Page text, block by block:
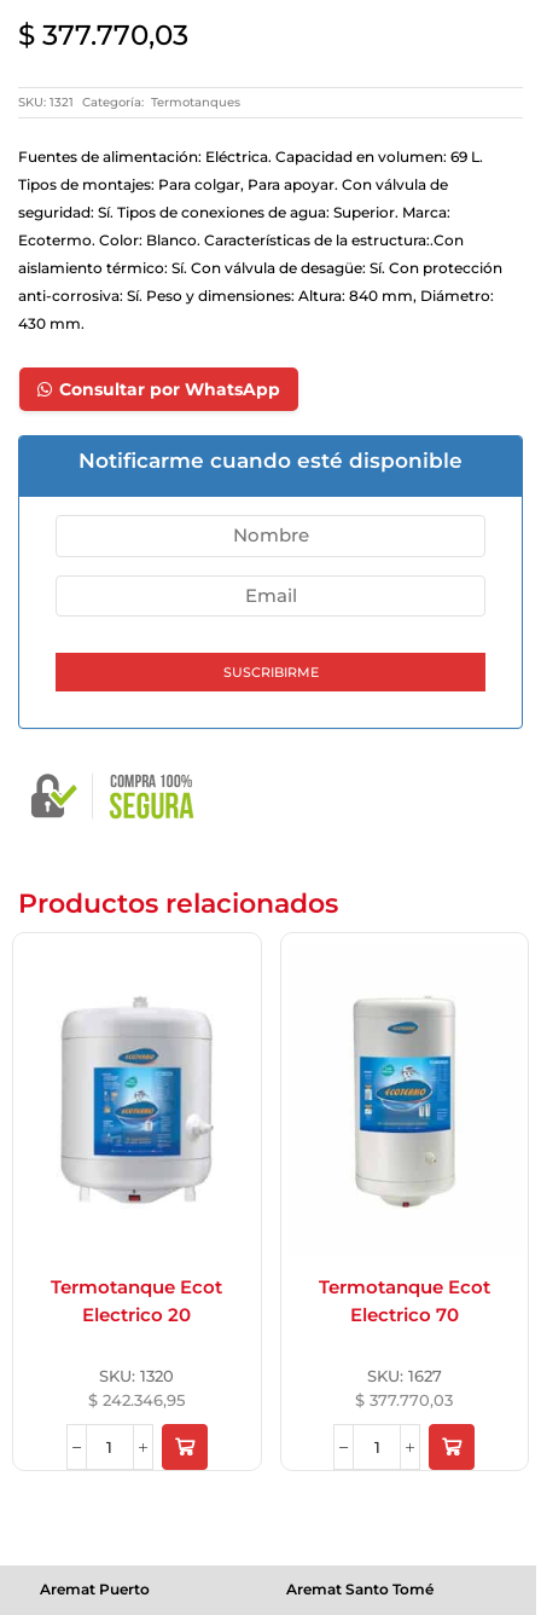
$ 377.770,03
SKU: 1321 Categoría: Termotanques
Fuentes de alimentación: Eléctrica. Capacidad en volumen: 69 L.
Tipos de montajes: Para colgar, Para apoyar. Con válvula de
seguridad: Sí. Tipos de conexiones de agua: Superior. Marca:
Ecotermo. Color: Blanco. Características de la estructura:.Con
aislamiento térmico: Sí. Con válvula de desagüe: Sí. Con protección
anti-corrosiva: Sí. Peso y dimensiones: Altura: 840 mm, Diámetro:
430 mm.
Consultar por WhatsApp
Notificarme cuando esté disponible
Productos relacionados
Termotanque Ecot
Electrico 20
SKU:1320
$ 242.346,95
Termotanque Ecot
Electrico 70
SKU: 1627
$ 377.770,03
Aremat Santo Tomé
Aremat Puerto